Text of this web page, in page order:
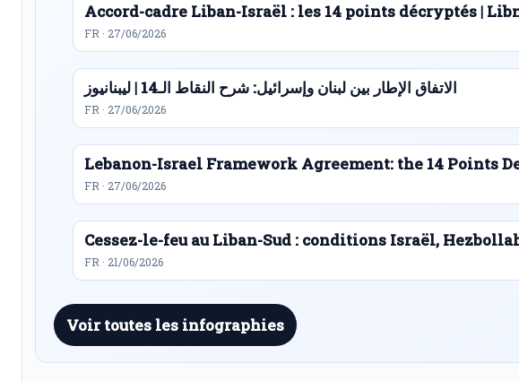
Accord-cadre Liban-Israël : les 14 points décryptés |
FR · 27/06/2026
الاتفاق الإطار بين لبنان وإسرائيل: شرح النقاط الـ14 | ليبنانيوز
FR · 27/06/2026
Lebanon-Israel Framework Agreement: the 14 Points
FR · 27/06/2026
Cessez-le-feu au Liban-Sud : conditions Israël,
FR · 21/06/2026
Voir toutes les infographies